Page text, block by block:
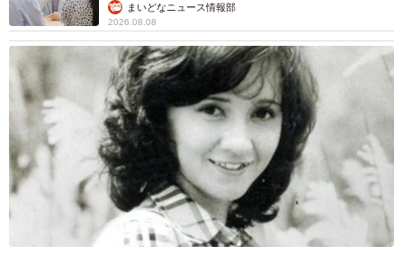
たのは「いただきます」がこの時点ではまだ一般に普及し
ていなかったのではということ。当たり前に普及している
ならわざわざ書く必要がないですから。著者の「こうした
ほうがいい」という考えや、一部の階層にあった習慣を広
めようとしたのではないかと理解しました。
また学校給食は明治22年（1889）に山形県で始まり、以後
全国に普及していきます。修身の教科書や作法書で「いた
だきます」を教えるようになったのは、給食が広まる過程
で決まったあいさつが必要となったということではないで
まいどなニュース情報部
2026.08.08